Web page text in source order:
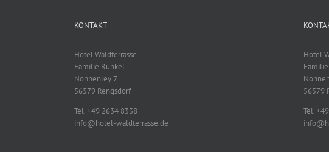
KONTAKT
Hotel Waldterrasse
Familie Runkel
Nonnenley 7
56579 Rengsdorf
Tel. +49 2634 8338
info@hotel-waldterrasse.de
Hotel
56579
Tel.